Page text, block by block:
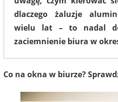
dlaczego żaluzje
wielu lat – to nadal
zaciemnienie biura w
Co na okna w biurze?